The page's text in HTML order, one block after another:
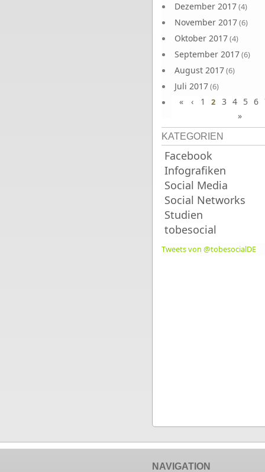
Dezember 2017(4)
November 2017(6)
Oktober 2017(4)
September 2017(6)
August 2017(6)
Juli 2017(6)
Juni 2017(6)
« ‹ 1 2 3 4 5 6
»
KATEGORIEN
Facebook
Infografiken
Social Media
Social Networks
Studien
tobesocial
Tweets von @tobesocialDE
NAVIGATION